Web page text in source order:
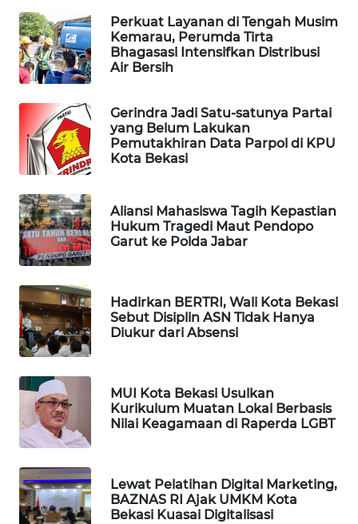
Perkuat Layanan di Tengah Musim
Kemarau, Perumda Tirta
Bhagasasi Intensifkan Distribusi
Air Bersih
Gerindra Jadi Satu-satunya Partai
yang Belum Lakukan
Pemutakhiran Data Parpol di KPU
Kota Bekasi
Aliansi Mahasiswa Tagih Kepastian
Hukum Tragedi Maut Pendopo
Garut ke Polda Jabar
Hadirkan BERTRI, Wali Kota Bekasi
Sebut Disiplin ASN Tidak Hanya
Diukur dari Absensi
MUI Kota Bekasi Usulkan
Kurikulum Muatan Lokal Berbasis
Nilai Keagamaan di Raperda LGBT
Lewat Pelatihan Digital Marketing,
BAZNAS RI Ajak UMKM Kota
Bekasi Kuasai Digitalisasi
PORTAL
KONSUMEN
ALPERKLINAS
TAMBANG
NEWS
SITUNGIR
NEWS
SIDIKALANG
NEWS
SIBARAGAS
NEWS
SIANTAR
NEWS